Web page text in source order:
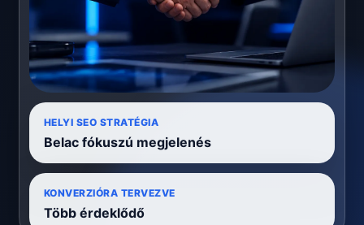
HELYI SEO STRATÉGIA
Belac fókuszú megjelenés
KONVERZIÓRA TERVEZVE
Több érdeklődő